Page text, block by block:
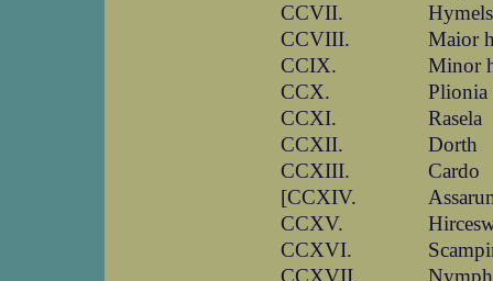
CCVII.
CCVIII.
Maior
CCIX.
Minor
CCX.
Plionia
CCXI.
Rasela
CCXII.
Dorth
CCXIII.
Cardo
[CCXIV.
CCXV.
CCXVI.
CCXVII.